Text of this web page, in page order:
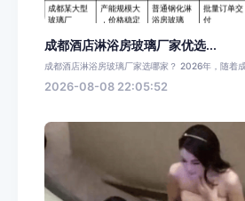
成都酒店淋浴房玻璃厂家优选...
成都酒店淋浴房玻璃厂家选哪家？ 2026年，随着
2026-08-08 22:05:52